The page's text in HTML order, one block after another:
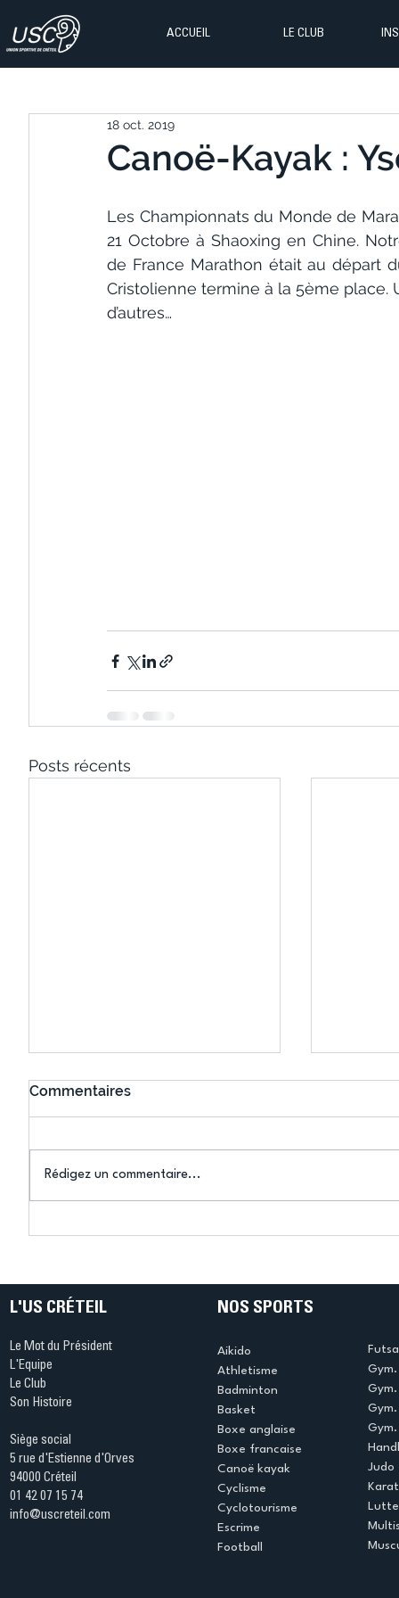
ACCUEIL LE CLUB
Canoë-Kayak :
18 oct. 2019
Les Championnats du Monde de
21 Octobre à Shaoxing en Chine.
de France Marathon était au départ
Cristolienne termine à la 5ème
d’autres…
Posts récents
Commentaires
Rédigez un commentaire...
L'US CRÉTEIL
Le Mot du Président
L'Equipe
Le Club
Son Histoire
Siège social
5 rue d'Estienne d'Orves
94000 Créteil
01 42 07 15 74
info@uscreteil.com
NOS SPORTS
Aikido
Athletisme
Badminton
Basket
Boxe anglaise
Boxe francaise
Canoë kayak
Cyclisme
Cyclotourisme
Escrime
Football
Judo
Lutte